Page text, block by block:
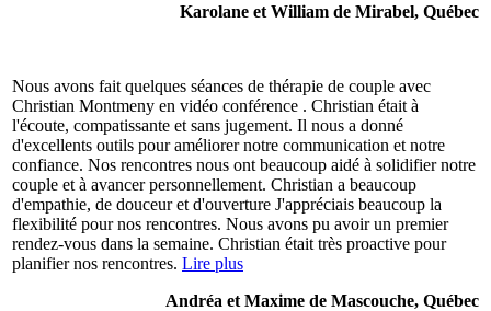
Karolane et William de Mirabel, Québec
Nous avons fait quelques séances de thérapie de couple avec
Christian Montmeny en vidéo conférence . Christian était à
l'écoute, compatissante et sans jugement. Il nous a donné
d'excellents outils pour améliorer notre communication et notre
confiance. Nos rencontres nous ont beaucoup aidé à solidifier notre
couple et à avancer personnellement. Christian a beaucoup
d'empathie, de douceur et d'ouverture J'appréciais beaucoup la
flexibilité pour nos rencontres. Nous avons pu avoir un premier
rendez-vous dans la semaine. Christian était très proactive pour
planifier nos rencontres. Lire plus
Andréa et Maxime de Mascouche, Québec